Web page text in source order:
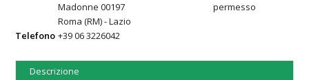
Madonne 00197
Roma (RM) - Lazio
permesso
Telefono +39 06 3226042
Descrizione